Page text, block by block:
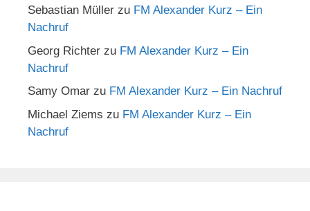
Sebastian Müller zu FM Alexander Kurz – Ein
Nachruf
Georg Richter zu FM Alexander Kurz – Ein
Nachruf
Samy Omar zu FM Alexander Kurz – Ein Nachruf
Michael Ziems zu FM Alexander Kurz – Ein
Nachruf